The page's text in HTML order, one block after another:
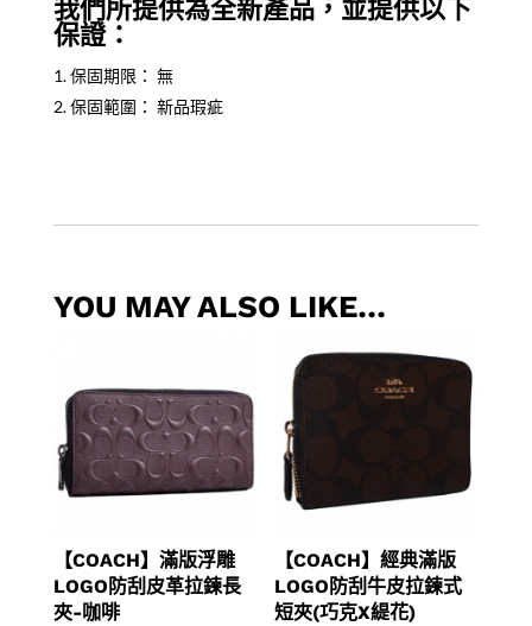
我們所提供為全新產品，並提供以下
保證：
保固期限： 無
保固範圍： 新品瑕疵
YOU MAY ALSO LIKE…
【COACH】滿版浮雕
LOGO防刮皮革拉鍊長
夾-咖啡
【COACH】經典滿版
LOGO防刮牛皮拉鍊式
短夾(巧克X緹花)